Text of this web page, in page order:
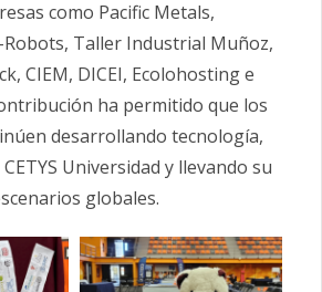
como Pacific Metals,
Robots, Taller Industrial Muñoz,
CIEM, DICEI, Ecolohosting e
ha permitido que los
desarrollando tecnología,
Universidad y llevando su
globales.